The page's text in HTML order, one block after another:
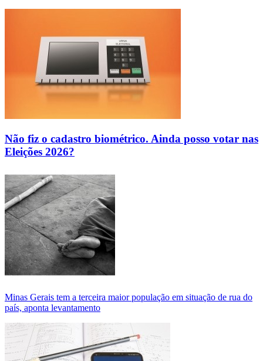
Não fiz o cadastro biométrico. Ainda posso votar nas
Eleições 2026?
Minas Gerais tem a terceira maior população em situação de rua do
país, aponta levantamento